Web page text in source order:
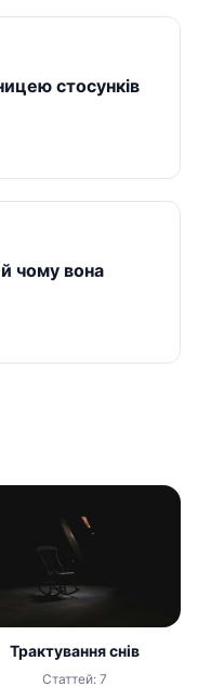
стосунків
чому вона
Трактування снів
Статтей: 7